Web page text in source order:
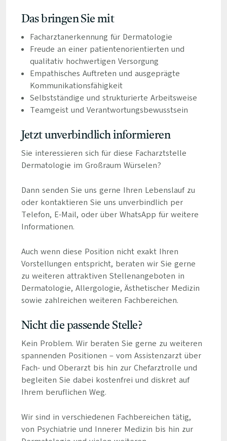
Das bringen Sie mit
Facharztanerkennung für Dermatologie
Freude an einer patientenorientierten und
qualitativ hochwertigen Versorgung
Empathisches Auftreten und ausgeprägte
Kommunikationsfähigkeit
Selbstständige und strukturierte Arbeitsweise
Teamgeist und Verantwortungsbewusstsein
Jetzt unverbindlich informieren
Sie interessieren sich für diese Facharztstelle
Dermatologie im Großraum Würselen?
Dann senden Sie uns gerne Ihren Lebenslauf zu
oder kontaktieren Sie uns unverbindlich per
Telefon, E-Mail, oder über WhatsApp für weitere
Informationen.
Auch wenn diese Position nicht exakt Ihren
Vorstellungen entspricht, beraten wir Sie gerne
zu weiteren attraktiven Stellenangeboten in
Dermatologie, Allergologie, Ästhetischer Medizin
sowie zahlreichen weiteren Fachbereichen.
Nicht die passende Stelle?
Kein Problem. Wir beraten Sie gerne zu weiteren
spannenden Positionen – vom Assistenzarzt über
Fach- und Oberarzt bis hin zur Chefarztrolle und
begleiten Sie dabei kostenfrei und diskret auf
Ihrem beruflichen Weg.
Wir sind in verschiedenen Fachbereichen tätig,
von Psychiatrie und Innerer Medizin bis hin zur